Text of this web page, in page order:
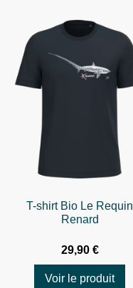
T-shirt Bio Le Requin
Renard
29,90 €
Voir le produit